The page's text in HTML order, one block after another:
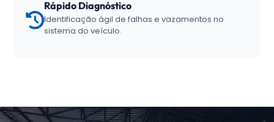
Rápido Diagnóstico
Identificação ágil de falhas e vazamentos no
sistema do veículo.